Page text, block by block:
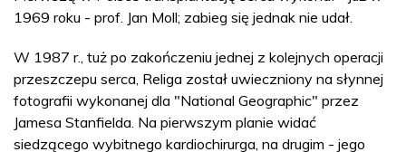
1969 roku - prof. Jan Moll; zabieg się jednak nie udał.
W 1987 r., tuż po zakończeniu jednej z kolejnych operacji
przeszczepu serca, Religa został uwieczniony na słynnej
fotografii wykonanej dla "National Geographic" przez
Jamesa Stanfielda. Na pierwszym planie widać
siedzącego wybitnego kardiochirurga, na drugim - jego